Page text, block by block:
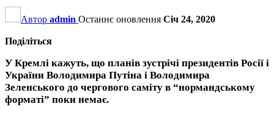
Автор admin Останнє оновлення Січ 24, 2020
Поділіться
У Кремлі кажуть, що планів зустрічі президентів Росії і
України Володимира Путіна і Володимира
Зеленського до чергового саміту в “нормандському
форматі” поки немає.